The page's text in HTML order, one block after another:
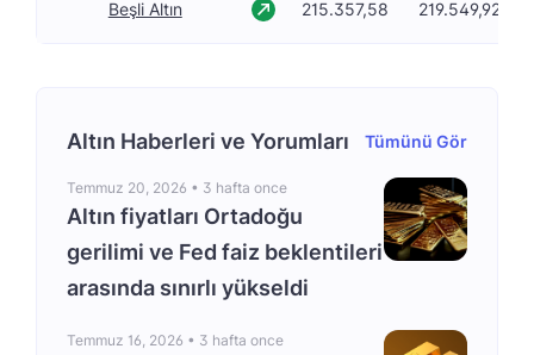
Beşli Altın 215.357,58 219.549,92
Altın Haberleri ve Yorumları Tümünü Gör
Temmuz 20, 2026 • 3 hafta once
Altın fiyatları Ortadoğu
gerilimi ve Fed faiz beklentileri
arasında sınırlı yükseldi
Temmuz 16, 2026 • 3 hafta once